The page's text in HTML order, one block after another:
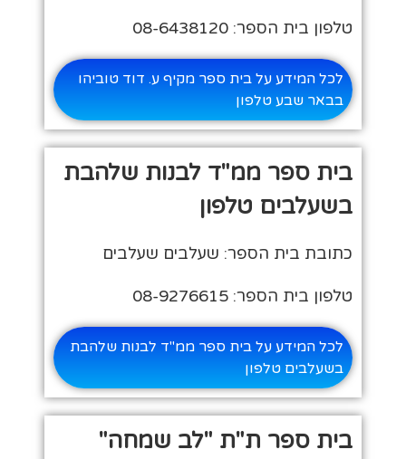
טלפון בית הספר: 08-6438120
לכל המידע על בית ספר מקיף ע. דוד טוביהו
בבאר שבע טלפון
בית ספר ממ"ד לבנות שלהבת
בשעלבים טלפון
כתובת בית הספר: שעלבים שעלבים
טלפון בית הספר: 08-9276615
לכל המידע על בית ספר ממ"ד לבנות שלהבת
בשעלבים טלפון
בית ספר ת"ת "לב שמחה"